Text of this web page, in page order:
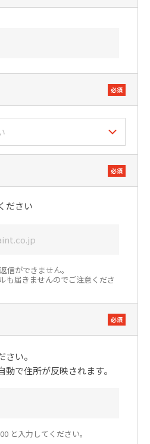
必須
必須
ださい
ができません。
も届きませんのでご注意くださ
必須
い。
で住所が反映されます。
と入力してください。